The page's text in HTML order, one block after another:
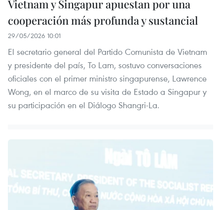
Vietnam y Singapur apuestan por una
cooperación más profunda y sustancial
29/05/2026 10:01
El secretario general del Partido Comunista de Vietnam
y presidente del país, To Lam, sostuvo conversaciones
oficiales con el primer ministro singapurense, Lawrence
Wong, en el marco de su visita de Estado a Singapur y
su participación en el Diálogo Shangri-La.